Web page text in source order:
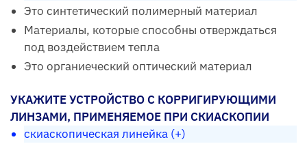
Это синтетический полимерный материал
Материалы, которые способны отверждаться
под воздействием тепла
Это органиеческий оптический материал
УКАЖИТЕ УСТРОЙСТВО С КОРРИГИРУЮЩИМИ
ЛИНЗАМИ, ПРИМЕНЯЕМОЕ ПРИ СКИАСКОПИИ
скиаскопическая линейка (+)